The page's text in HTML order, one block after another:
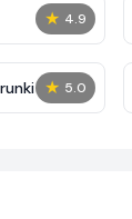
★ 4.9
★ 5.0